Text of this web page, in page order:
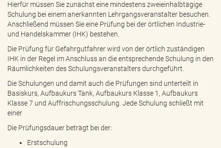
e
n
d
n
Hierfür müssen Sie zunächst eine mindestens zweieinhalbtägige
Schulung bei einem anerkannten Lehrgangsveranstalter besuchen.
Anschließend müssen Sie eine Prüfung bei der örtlichen Industrie-
und Handelskammer (IHK) bestehen.
Die Prüfung für Gefahrgutfahrer wird von der örtlich zuständigen
IHK in der Regel im Anschluss an die entsprechende Schulung in den
Räumlichkeiten des Schulungsveranstalters durchgeführt.
Die Schulungen und damit auch die Prüfungen sind unterteilt in
Basiskurs, Aufbaukurs Tank, Aufbaukurs Klasse 1, Aufbaukurs
Klasse 7 und Auffrischungsschulung. Jede Schulung schließt mit
einer
Die Prüfungsdauer beträgt bei der:
Erstschulung